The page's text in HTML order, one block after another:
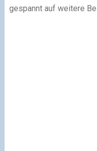
gespannt auf weitere